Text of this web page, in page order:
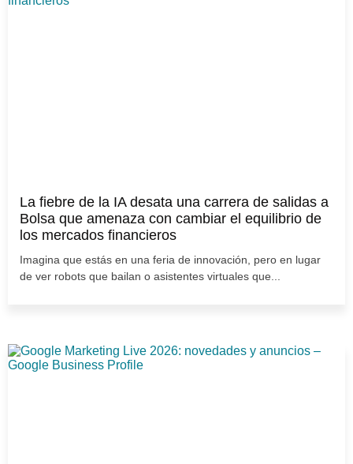
La fiebre de la IA desata una carrera de salidas a
Bolsa que amenaza con cambiar el equilibrio de
los mercados financieros
Imagina que estás en una feria de innovación, pero en lugar
de ver robots que bailan o asistentes virtuales que...